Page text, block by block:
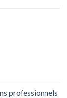
professionnels